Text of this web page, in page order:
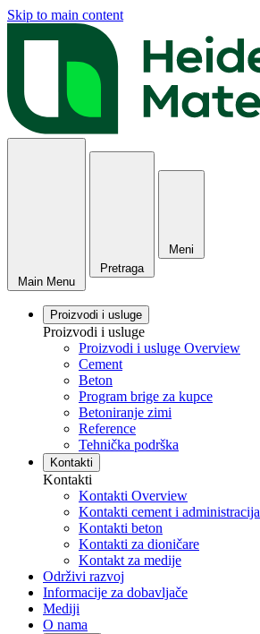
Skip to main content
Main Menu
Pretraga
Meni
Proizvodi i usluge
Proizvodi i usluge
Proizvodi i usluge Overview
Cement
Beton
Program brige za kupce
Betoniranje zimi
Reference
Tehnička podrška
Kontakti
Kontakti
Kontakti Overview
Kontakti cement i administracija
Kontakti beton
Kontakti za dioničare
Kontakt za medije
Održivi razvoj
Informacije za dobavljače
Mediji
O nama